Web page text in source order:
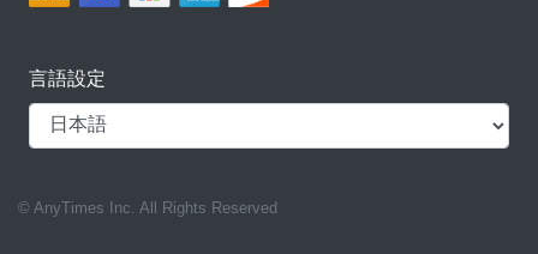
言語設定
© AnyTimes Inc. All Rights Reserved